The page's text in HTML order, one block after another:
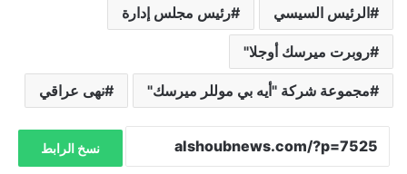
الرئيس السيسي رئيس مجلس إدارة
روبرت ميرسك أوجلا"
مجموعة شركة "أيه بي موللر ميرسك" نهى عراقي
نسخ الرابط